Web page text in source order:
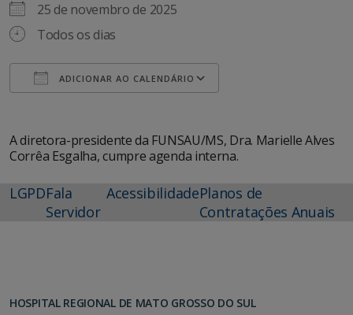
25 de novembro de 2025
Todos os dias
ADICIONAR AO CALENDÁRIO
A diretora-presidente da FUNSAU/MS, Dra. Marielle Alves
Corrêa Esgalha, cumpre agenda interna.
LGPDFala
Servidor
AcessibilidadePlanos de
Contratações Anuais
HOSPITAL REGIONAL DE MATO GROSSO DO SUL